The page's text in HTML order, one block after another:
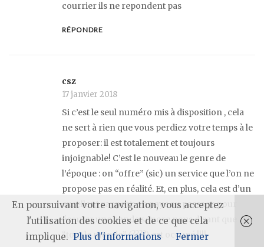
courrier ils ne repondent pas
RÉPONDRE
csz
17 janvier 2018
Si c’est le seul numéro mis à disposition , cela
ne sert à rien que vous perdiez votre temps à le
proposer: il est totalement et toujours
injoignable! C’est le nouveau le genre de
l’époque : on “offre” (sic) un service que l’on ne
propose pas en réalité. Et, en plus, cela est d’un
excellent rapport: on paye au passage pour
écouter une bande sonore nous disant que
“tout le monde” (????) est occupé !!!!
En poursuivant votre navigation, vous acceptez
l'utilisation des cookies et de ce que cela
implique. Plus d'informations Fermer